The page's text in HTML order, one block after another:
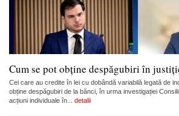
Cum se pot obține despăgubiri în
Cei care au credite în lei cu dobândă variabilă legată de
obține despăgubiri de la bănci, în urma investigației
acțiuni individuale în... detalii